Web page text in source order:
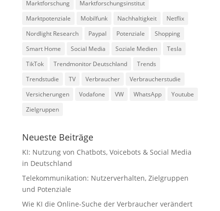
Marktforschung
Marktforschungsinstitut
Marktpotenziale
Mobilfunk Nachhaltigkeit
Netflix
Nordlight Research
Paypal Potenziale
Shopping
Smart Home
Social Media Soziale Medien
Tesla
TikTok
Trendmonitor Deutschland
Trends
Trendstudie
TV Verbraucher
Verbraucherstudie
Versicherungen
Vodafone VW WhatsApp
Youtube
Zielgruppen
Neueste Beiträge
KI: Nutzung von Chatbots, Voicebots & Social Media
in Deutschland
Telekommunikation: Nutzerverhalten, Zielgruppen
und Potenziale
Wie KI die Online-Suche der Verbraucher verändert